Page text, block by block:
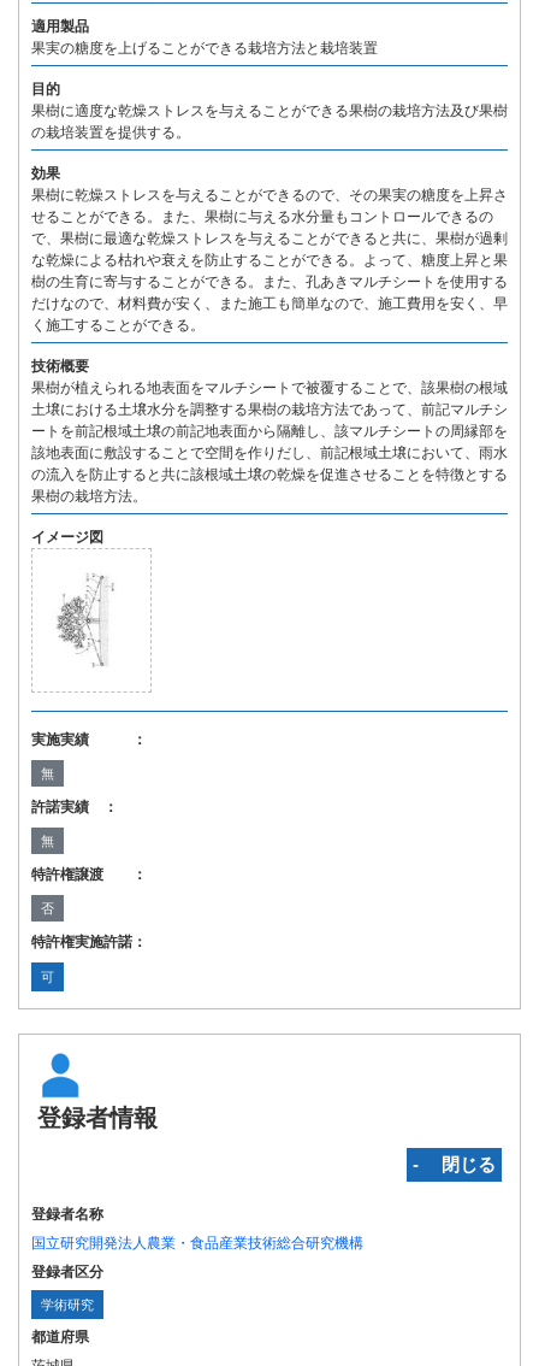
適用製品
果実の糖度を上げることができる栽培方法と栽培装置
目的
果樹に適度な乾燥ストレスを与えることができる果樹の栽培方法及び果樹
の栽培装置を提供する。
効果
果樹に乾燥ストレスを与えることができるので、その果実の糖度を上昇さ
せることができる。また、果樹に与える水分量もコントロールできるの
で、果樹に最適な乾燥ストレスを与えることができると共に、果樹が過剰
な乾燥による枯れや衰えを防止することができる。よって、糖度上昇と果
樹の生育に寄与することができる。また、孔あきマルチシートを使用する
だけなので、材料費が安く、また施工も簡単なので、施工費用を安く、早
く施工することができる。
技術概要
果樹が植えられる地表面をマルチシートで被覆することで、該果樹の根域
土壌における土壌水分を調整する果樹の栽培方法であって、前記マルチシ
ートを前記根域土壌の前記地表面から隔離し、該マルチシートの周縁部を
該地表面に敷設することで空間を作りだし、前記根域土壌において、雨水
の流入を防止すると共に該根域土壌の乾燥を促進させることを特徴とする
果樹の栽培方法。
イメージ図
実施実績 ：
無
許諾実績 ：
無
特許権譲渡 ：
否
特許権実施許諾：
可
登録者情報
‐ 閉じる
登録者名称
国立研究開発法人農業・食品産業技術総合研究機構
登録者区分
学術研究
都道府県